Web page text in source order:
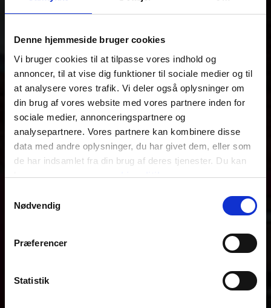
Denne hjemmeside bruger cookies
Vi bruger cookies til at tilpasse vores indhold og
annoncer, til at vise dig funktioner til sociale medier og til
at analysere vores trafik. Vi deler også oplysninger om
din brug af vores website med vores partnere inden for
sociale medier, annonceringspartnere og
analysepartnere. Vores partnere kan kombinere disse
data med andre oplysninger, du har givet dem, eller som
de har indsamlet fra din brug af deres tjenester. Du kan
læse mere om vorescookiepolitik.
Nødvendig
Præferencer
Statistik